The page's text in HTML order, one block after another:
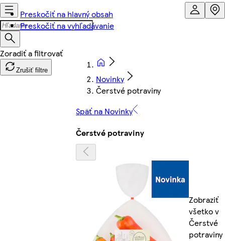
Preskočiť na hlavný obsah
Preskočiť na vyhľadávanie
Zrušiť filtre
Novinky
Čerstvé potraviny
Späť na Novinky
Čerstvé potraviny
Zobraziť
všetko v
Čerstvé
potraviny